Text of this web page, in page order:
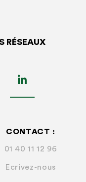
RÉSEAUX
CONTACT :
01 40 11 12 96
Ecrivez-nous